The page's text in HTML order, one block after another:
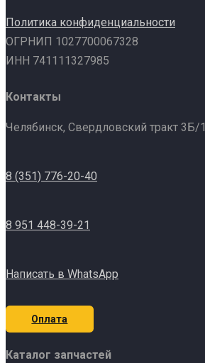
Политика конфиденциальности
ОГРНИП 1027700067328
ИНН 741111327985
Контакты
Челябинск, Свердловский тракт 3Б/1
8 (351) 776-20-40
8 951 448-39-21
Написать в WhatsApp
Оплата
Каталог запчастей